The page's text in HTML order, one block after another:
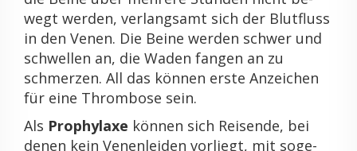
wegt wer­den, ver­lang­samt sich der Blut­fluss
in den Venen. Die Beine wer­den schwer und
schwel­len an, die Waden fan­gen an zu
schmer­zen. All das kön­nen erste An­zei­chen
für eine Throm­bo­se sein.
Als Pro­phy­la­xe kön­nen sich Rei­sen­de, bei
denen kein Ve­nen­lei­den vor­liegt, mit so­ge­